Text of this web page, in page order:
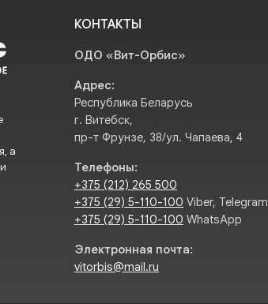
а
КОНТАКТЫ
ОДО «Вит-Орбис»
Адрес:
Республика Беларусь
г. Витебск,
пр-т Фрунзе, 38/ул. Чапаева, 4
Телефоны:
+375 (212) 265 500
+375 (29) 5-110-100 Viber, Telegram
+375 (29) 5-110-100 WhatsApp
Электронная почта:
vitorbis@mail.ru